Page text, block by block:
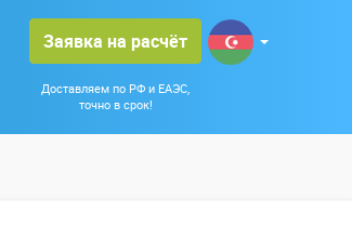
Заявка на расчёт
Доставляем по РФ и ЕАЭС,
точно в срок!